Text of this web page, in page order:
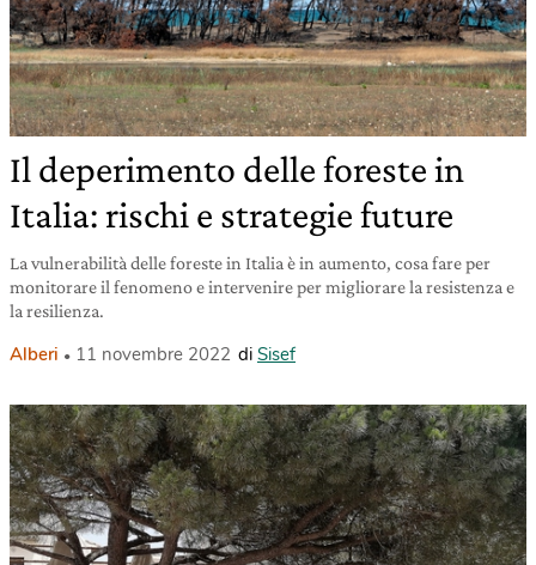
Il deperimento delle foreste in
Italia: rischi e strategie future
La vulnerabilità delle foreste in Italia è in aumento, cosa fare per
monitorare il fenomeno e intervenire per migliorare la resistenza e
la resilienza.
Alberi 11 novembre 2022 di Sisef